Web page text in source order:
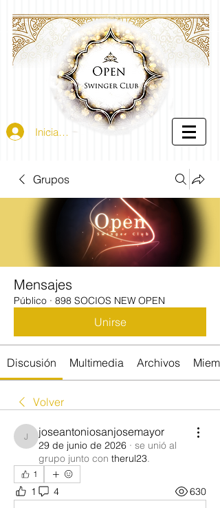
Iniciar sesión
Grupos
Mensajes
Público · 898 SOCIOS NEW OPEN
Unirse
Discusión Multimedia Archivos
Volver
joseantoniosanjosemayor
joseantoniosanjosemayor
29 de junio de 2026 · se unió al
grupo junto con therul23.
1
1 4 630